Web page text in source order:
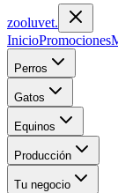
zooluvet.
InicioPromociones
Perros
Gatos
Equinos
Producción
Tu negocio